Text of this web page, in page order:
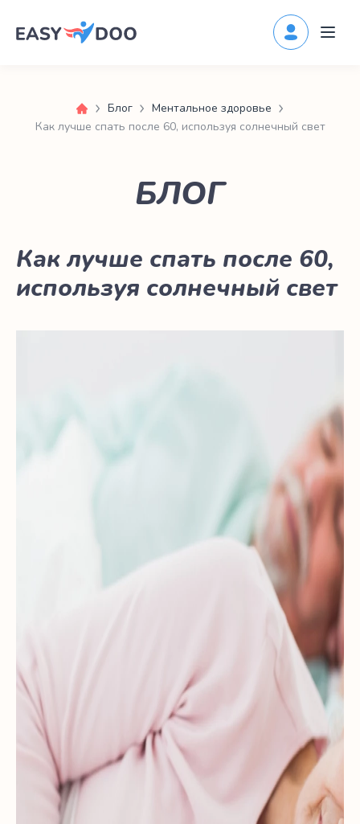
Блог
Ментальное здоровье
Как лучше спать после 60, используя солнечный свет
БЛОГ
Как лучше спать после 60,
используя солнечный свет